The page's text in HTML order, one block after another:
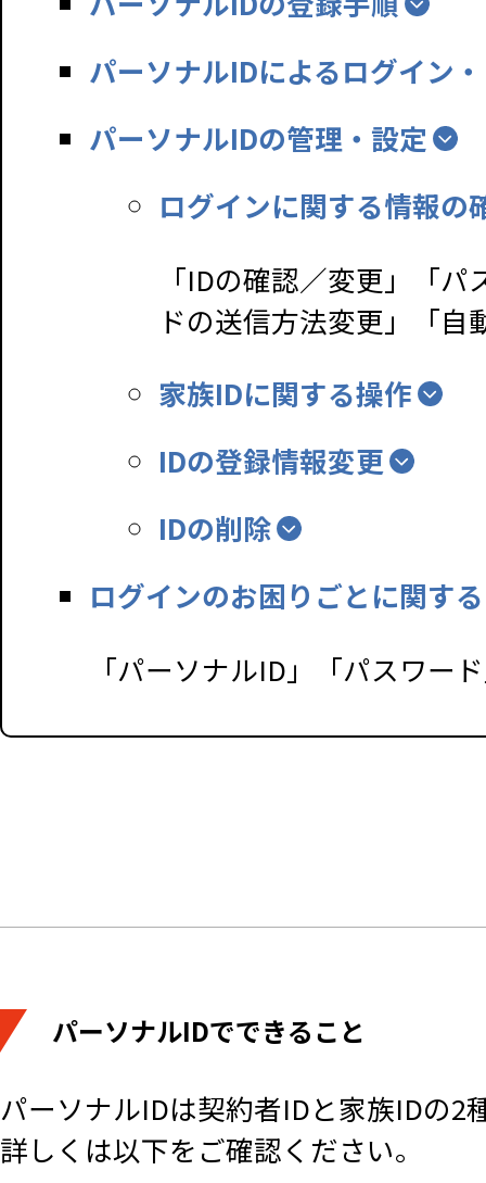
パーソナルIDによるログイン
パーソナルIDの管理・設定
ログインに関する情報の
「IDの確認／変更」「
ドの送信方法変更」「自
家族IDに関する操作
IDの登録情報変更
IDの削除
ログインのお困りごとに関す
「パーソナルID」「パスワー
パーソナルIDでできること
パーソナルIDは契約者IDと家族IDの2
詳しくは以下をご確認ください。